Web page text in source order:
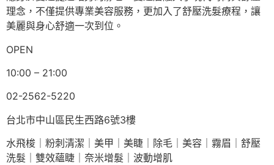
理念，不僅提供專業美容服務，更加入了舒壓洗髮療程，讓
美麗與身心舒適一次到位。
OPEN
10:00 – 21:00
02-2562-5220
台北市中山區民生西路6號3樓
水飛梭｜粉刺清潔｜美甲｜美睫｜除毛｜美容｜霧眉｜舒壓
洗髮｜雙效蘊睫｜奈米增髮｜波動增肌